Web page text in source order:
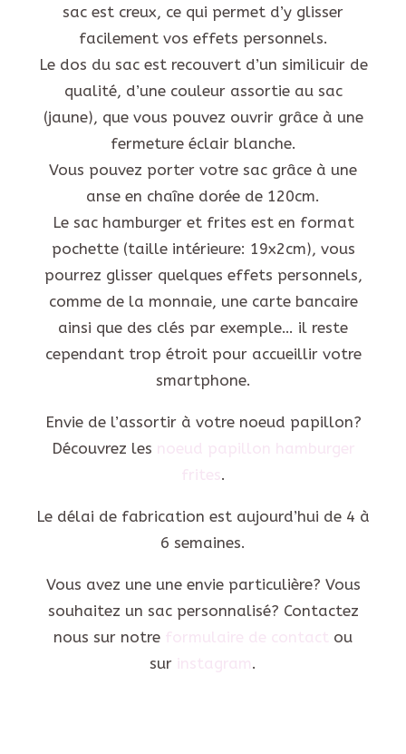
sac est creux, ce qui permet d’y glisser
facilement vos effets personnels.
Le dos du sac est recouvert d’un similicuir de
qualité, d’une couleur assortie au sac
(jaune), que vous pouvez ouvrir grâce à une
fermeture éclair blanche.
Vous pouvez porter votre sac grâce à une
anse en chaîne dorée de 120cm.
Le sac hamburger et frites est en format
pochette (taille intérieure: 19x2cm), vous
pourrez glisser quelques effets personnels,
comme de la monnaie, une carte bancaire
ainsi que des clés par exemple… il reste
cependant trop étroit pour accueillir votre
smartphone.
Envie de l’assortir à votre noeud papillon?
Découvrez les noeud papillon hamburger
frites.
Le délai de fabrication est aujourd’hui de 4 à
6 semaines.
Vous avez une une envie particulière? Vous
souhaitez un sac personnalisé? Contactez
nous sur notre formulaire de contact ou
sur instagram.